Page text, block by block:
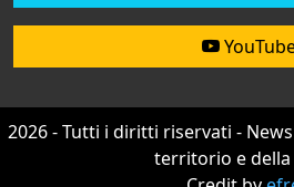
2026 - Tutti i diritti riservati -
territorio e